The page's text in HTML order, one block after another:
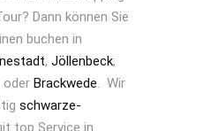
Dann können Sie
buchen in
, Jöllenbeck,
oder Brackwede. Wir
schwarze-
top Service in